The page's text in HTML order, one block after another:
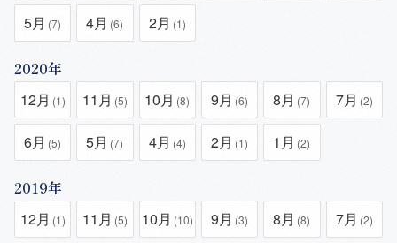
5月 (7) 4月 (6) 2月 (1)
2020年
12月 (1) 11月 (5) 10月 (8) 9月 (6) 8月 (7) 7月 (2)
6月 (5) 5月 (7) 4月 (4) 2月 (1) 1月 (2)
2019年
12月 (1) 11月 (5) 10月 (10) 9月 (3) 8月 (8) 7月 (2)